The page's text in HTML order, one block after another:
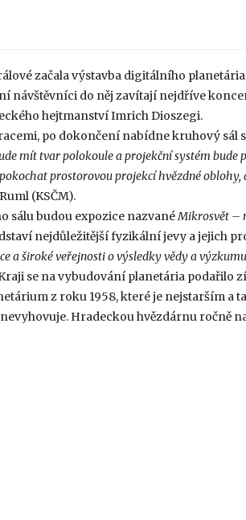
začala výstavba digitálního
návštěvníci do něj zavítají nejdříve
hejtmanství Imrich Dioszegi.
po dokončení nabídne kruhový sál
mít tvar polokoule a projekční systém
prostorovou projekcí hvězdné
(KSČM).
sálu budou expozice nazvanéMikrosvět –
nejdůležitější fyzikální jevy a jejich
a široké veřejnosti o výsledky vědy a
se na vybudování planetária podařilo
z roku 1958, které je nejstarším a
Hradeckou hvězdárnu ročně